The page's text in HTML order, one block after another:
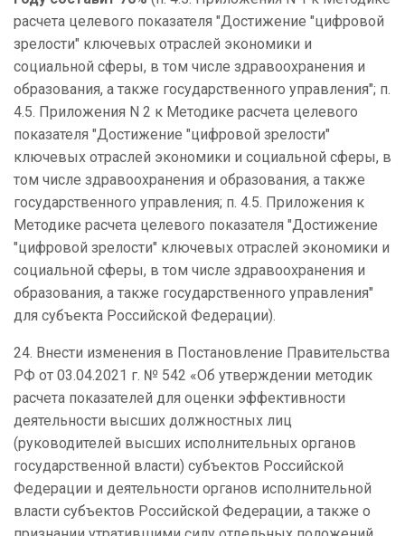
расчета целевого показателя "Достижение "цифровой
зрелости" ключевых отраслей экономики и
социальной сферы, в том числе здравоохранения и
образования, а также государственного управления"; п.
4.5. Приложения N 2 к Методике расчета целевого
показателя "Достижение "цифровой зрелости"
ключевых отраслей экономики и социальной сферы, в
том числе здравоохранения и образования, а также
государственного управления; п. 4.5. Приложения к
Методике расчета целевого показателя "Достижение
"цифровой зрелости" ключевых отраслей экономики и
социальной сферы, в том числе здравоохранения и
образования, а также государственного управления"
для субъекта Российской Федерации).
24. Внести изменения в Постановление Правительства
РФ от 03.04.2021 г. № 542 «Об утверждении методик
расчета показателей для оценки эффективности
деятельности высших должностных лиц
(руководителей высших исполнительных органов
государственной власти) субъектов Российской
Федерации и деятельности органов исполнительной
власти субъектов Российской Федерации, а также о